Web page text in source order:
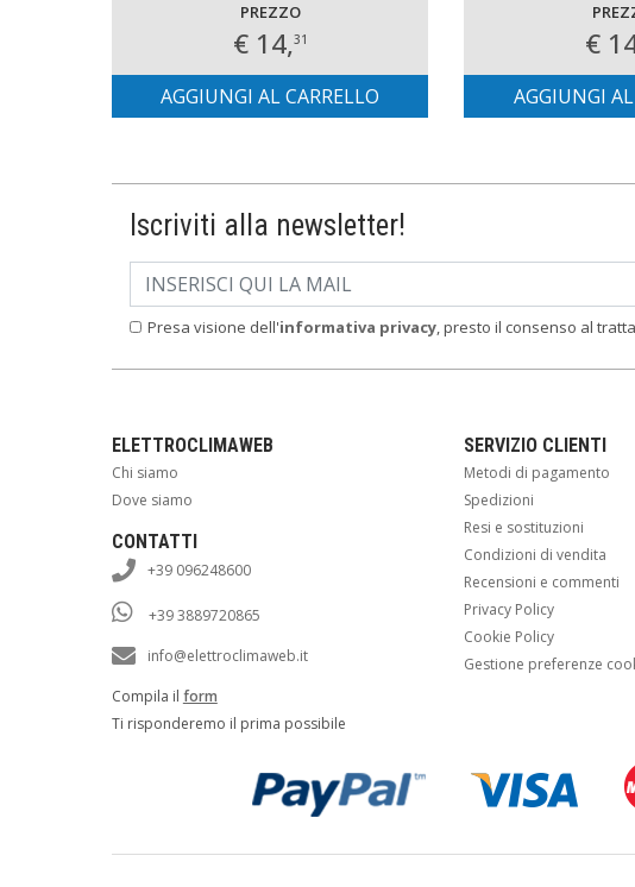
PREZZO
€ 14,31
AGGIUNGI AL CARRELLO
€
AGGIUNGI
Iscriviti alla newsletter!
Presa visione dell'informativa privacy, presto il consenso al
ELETTROCLIMAWEB
Chi siamo
Dove siamo
CONTATTI
+39 096248600
+39 3889720865
info@elettroclimaweb.it
Compila il form
Ti risponderemo il prima possibile
SERVIZIO CLIENTI
Metodi di pagamento
Spedizioni
Resi e sostituzioni
Condizioni di vendita
Recensioni e commenti
Privacy Policy
Cookie Policy
Gestione preferenze